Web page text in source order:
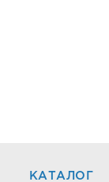
КАТАЛОГ